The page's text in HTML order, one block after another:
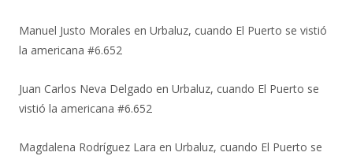
Manuel Justo Morales en Urbaluz, cuando El Puerto se vistió
la americana #6.652
Juan Carlos Neva Delgado en Urbaluz, cuando El Puerto se
vistió la americana #6.652
Magdalena Rodríguez Lara en Urbaluz, cuando El Puerto se